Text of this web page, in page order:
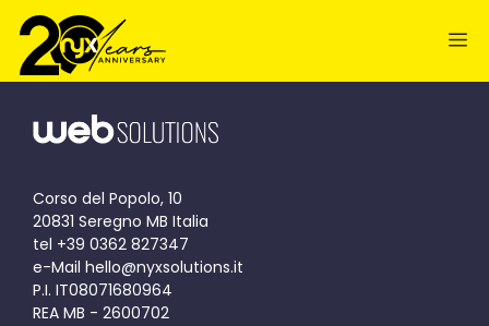
contenuto
Corso del Popolo, 10
20831 Seregno MB Italia
tel +39 0362 827347
e-Mail hello@nyxsolutions.it
P.I. IT08071680964
REA MB - 2600702